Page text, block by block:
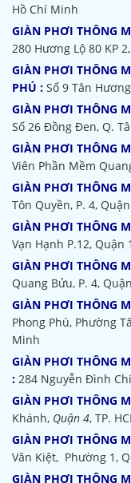
Hồ Chí Minh
GIÀN PHƠI THÔNG
280 Hương Lộ 80 KP
GIÀN PHƠI THÔNG
PHÚ : Số 9 Tân
GIÀN PHƠI THÔNG
Số 26 Đồng Đen, Q.
GIÀN PHƠI THÔNG
Viên Phần Mềm
GIÀN PHƠI THÔNG
Tôn Quyền, P. 4,
GIÀN PHƠI THÔNG
Vạn Hạnh P.12, Quận
GIÀN PHƠI THÔNG
Quang Bửu, P. 4,
GIÀN PHƠI THÔNG
Phong Phú, Phường
Minh
GIÀN PHƠI THÔNG
: 284 Nguyễn Đình
GIÀN PHƠI THÔNG
Khánh, Quận 4, TP.
GIÀN PHƠI THÔNG
Văn Kiệt, Phường 1,
GIÀN PHƠI THÔNG